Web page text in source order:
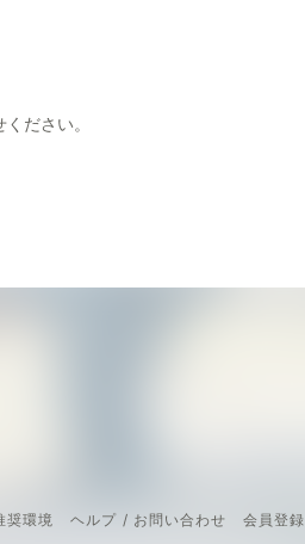
ださい。
奨環境 ヘルプ / お問い合わせ 会員登録